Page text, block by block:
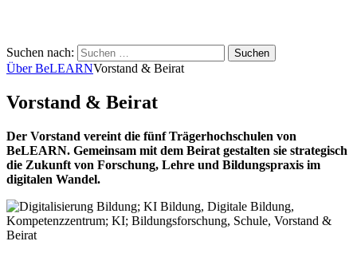
Suchen nach:
Über BeLEARNVorstand & Beirat
Vorstand & Beirat
Der Vorstand vereint die fünf Trägerhochschulen von
BeLEARN. Gemeinsam mit dem Beirat gestalten sie strategisch
die Zukunft von Forschung, Lehre und Bildungspraxis im
digitalen Wandel.